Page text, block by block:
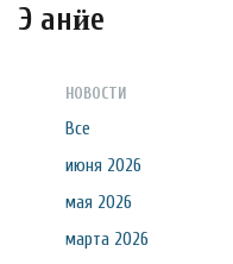
Э анӥе
НОВОСТИ
Все
июня 2026
мая 2026
марта 2026